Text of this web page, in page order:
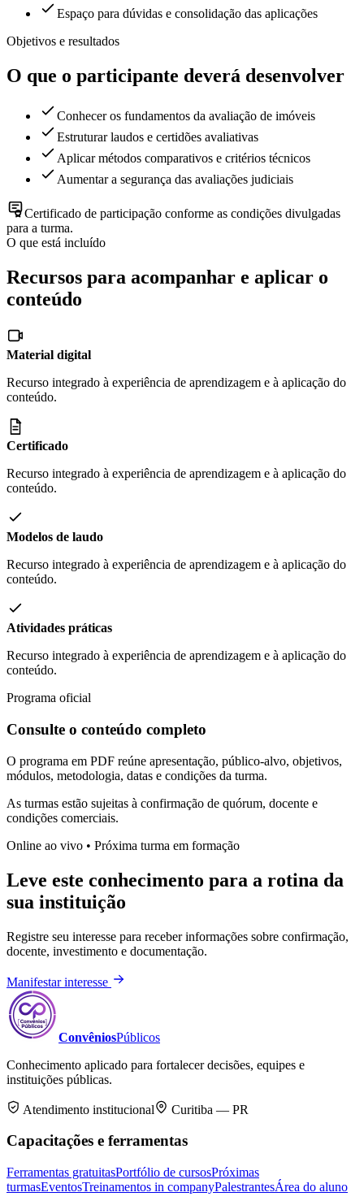
Espaço para dúvidas e consolidação das aplicações
Objetivos e resultados
O que o participante deverá desenvolver
Conhecer os fundamentos da avaliação de imóveis
Estruturar laudos e certidões avaliativas
Aplicar métodos comparativos e critérios técnicos
Aumentar a segurança das avaliações judiciais
Certificado de participação conforme as condições divulgadas
para a turma.
O que está incluído
Recursos para acompanhar e aplicar o
conteúdo
Material digital
Recurso integrado à experiência de aprendizagem e à aplicação do
conteúdo.
Certificado
Recurso integrado à experiência de aprendizagem e à aplicação do
conteúdo.
Modelos de laudo
Recurso integrado à experiência de aprendizagem e à aplicação do
conteúdo.
Atividades práticas
Recurso integrado à experiência de aprendizagem e à aplicação do
conteúdo.
Programa oficial
Consulte o conteúdo completo
O programa em PDF reúne apresentação, público-alvo, objetivos,
módulos, metodologia, datas e condições da turma.
As turmas estão sujeitas à confirmação de quórum, docente e
condições comerciais.
Online ao vivo • Próxima turma em formação
Leve este conhecimento para a rotina da
sua instituição
Registre seu interesse para receber informações sobre confirmação,
docente, investimento e documentação.
Manifestar interesse
ConvêniosPúblicos
Conhecimento aplicado para fortalecer decisões, equipes e
instituições públicas.
Atendimento institucional Curitiba — PR
Capacitações e ferramentas
Ferramentas gratuitasPortfólio de cursosPróximas
turmasEventosTreinamentos in companyPalestrantesÁrea do aluno